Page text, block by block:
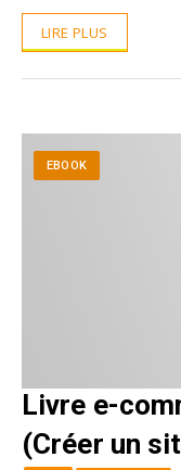
LIRE PLUS
EBOOK
Livre e-
(Créer un